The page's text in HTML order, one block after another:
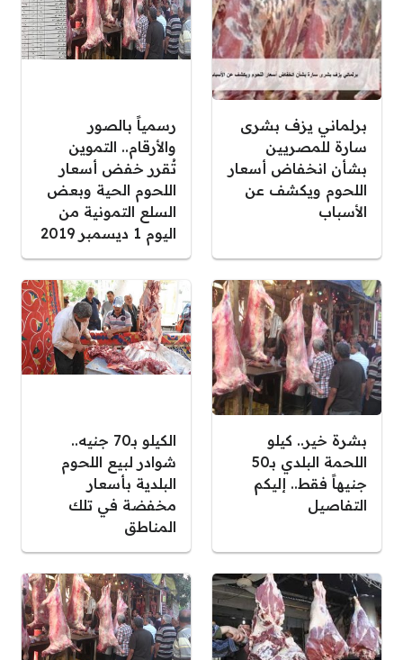
برلماني يزف بشرى
سارة للمصريين
بشأن انخفاض أسعار
اللحوم ويكشف عن
الأسباب
رسمياً بالصور
والأرقام.. التموين
تُقرر خفض أسعار
اللحوم الحية وبعض
السلع التمونية من
اليوم 1 ديسمبر 2019
بشرة خير.. كيلو
اللحمة البلدي بـ50
جنيهاً فقط.. إليكم
التفاصيل
الكيلو بـ70 جنيه..
شوادر لبيع اللحوم
البلدية بأسعار
مخفضة في تلك
المناطق